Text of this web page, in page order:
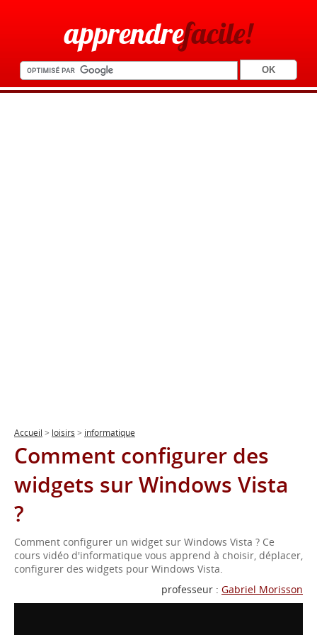
apprendrefacile!
Accueil > loisirs > informatique
Comment configurer des
widgets sur Windows Vista
?
Comment configurer un widget sur Windows Vista ? Ce
cours vidéo d'informatique vous apprend à choisir, déplacer,
configurer des widgets pour Windows Vista.
professeur : Gabriel Morisson